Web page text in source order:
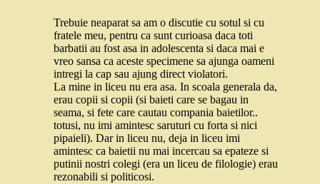
Trebuie neaparat sa am o discutie cu sotul si cu
fratele meu, pentru ca sunt curioasa daca toti
barbatii au fost asa in adolescenta si daca mai e
vreo sansa ca aceste specimene sa ajunga oameni
intregi la cap sau ajung direct violatori.
La mine in liceu nu era asa. In scoala generala da,
erau copii si copii (si baieti care se bagau in
seama, si fete care cautau compania baietilor..
totusi, nu imi amintesc saruturi cu forta si nici
pipaieli). Dar in liceu nu, deja in liceu imi
amintesc ca baietii nu mai incercau sa epateze si
putinii nostri colegi (era un liceu de filologie) erau
rezonabili si politicosi.